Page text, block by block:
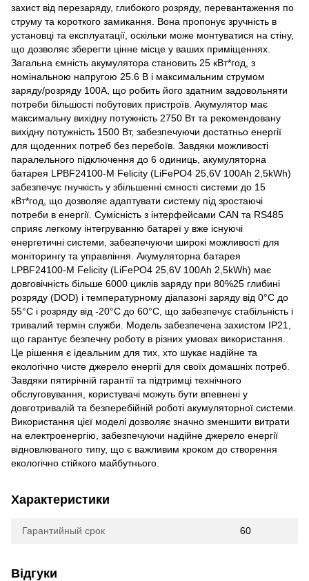
захист від перезаряду, глибокого розряду, перевантаження по
струму та короткого замикання. Вона пропонує зручність в
установці та експлуатації, оскільки може монтуватися на стіну,
що дозволяє зберегти цінне місце у ваших приміщеннях.
Загальна ємність акумулятора становить 25 кВт*год, з
номінальною напругою 25.6 В і максимальним струмом
заряду/розряду 100А, що робить його здатним задовольняти
потреби більшості побутових пристроїв. Акумулятор має
максимальну вихідну потужність 2750 Вт та рекомендовану
вихідну потужність 1500 Вт, забезпечуючи достатньо енергії
для щоденних потреб без перебоїв. Завдяки можливості
паралельного підключення до 6 одиниць, акумуляторна
батарея LPBF24100-M Felicity (LiFePO4 25,6V 100Ah 2,5kWh)
забезпечує гнучкість у збільшенні ємності системи до 15
кВт*год, що дозволяє адаптувати систему під зростаючі
потреби в енергії. Сумісність з інтерфейсами CAN та RS485
сприяє легкому інтегруванню батареї у вже існуючі
енергетичні системи, забезпечуючи широкі можливості для
моніторингу та управління. Акумуляторна батарея
LPBF24100-M Felicity (LiFePO4 25,6V 100Ah 2,5kWh) має
довговічність більше 6000 циклів заряду при 80%25 глибині
розряду (DOD) і температурному діапазоні заряду від 0°C до
55°C і розряду від -20°C до 60°C, що забезпечує стабільність і
тривалий термін служби. Модель забезпечена захистом IP21,
що гарантує безпечну роботу в різних умовах використання.
Це рішення є ідеальним для тих, хто шукає надійне та
екологічно чисте джерело енергії для своїх домашніх потреб.
Завдяки пятирічній гарантії та підтримці технічного
обслуговування, користувачі можуть бути впевнені у
довготривалій та безперебійній роботі акумуляторної системи.
Використання цієї моделі дозволяє значно зменшити витрати
на електроенергію, забезпечуючи надійне джерело енергії
відновлюваного типу, що є важливим кроком до створення
екологічно стійкого майбутнього.
Характеристики
Гарантийный срок 60
Відгуки